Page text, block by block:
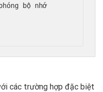
bộ nhớ
các trường hợp đặc biệt